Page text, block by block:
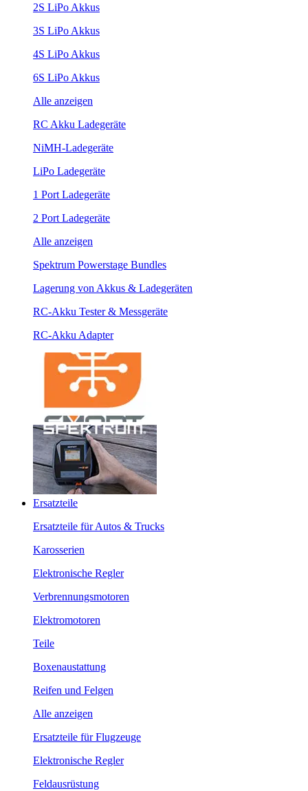
2S LiPo Akkus
3S LiPo Akkus
4S LiPo Akkus
6S LiPo Akkus
Alle anzeigen
RC Akku Ladegeräte
NiMH-Ladegeräte
LiPo Ladegeräte
1 Port Ladegeräte
2 Port Ladegeräte
Alle anzeigen
Spektrum Powerstage Bundles
Lagerung von Akkus & Ladegeräten
RC-Akku Tester & Messgeräte
RC-Akku Adapter
Ersatzteile
Ersatzteile für Autos & Trucks
Karosserien
Elektronische Regler
Verbrennungsmotoren
Elektromotoren
Teile
Boxenaustattung
Reifen und Felgen
Alle anzeigen
Ersatzteile für Flugzeuge
Elektronische Regler
Feldausrüstung